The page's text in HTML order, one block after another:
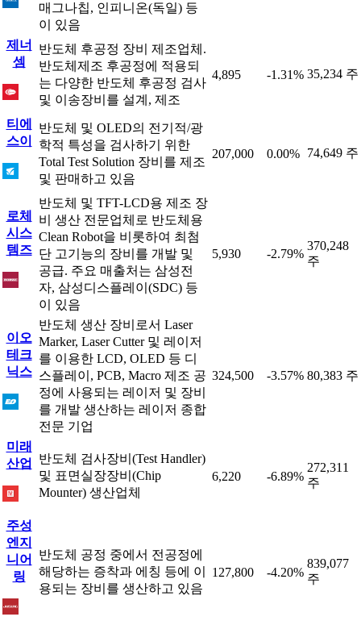
매그나칩, 인피니온(독일) 등
이 있음
제너
셈
반도체 후공정 장비 제조업체.
반도체제조 후공정에 적용되
는 다양한 반도체 후공정 검사
및 이송장비를 설계, 제조
4,895 -1.31% 35,234 주
티에
스이
반도체 및 OLED의 전기적/광
학적 특성을 검사하기 위한
Total Test Solution 장비를 제조
및 판매하고 있음
207,000 0.00% 74,649 주
로체
시스
템즈
반도체 및 TFT-LCD용 제조 장
비 생산 전문업체로 반도체용
Clean Robot을 비롯하여 최첨
단 고기능의 장비를 개발 및
공급. 주요 매출처는 삼성전
자, 삼성디스플레이(SDC) 등
이 있음
5,930 -2.79%
370,248
주
이오
테크
닉스
반도체 생산 장비로서 Laser
Marker, Laser Cutter 및 레이저
를 이용한 LCD, OLED 등 디
스플레이, PCB, Macro 제조 공
정에 사용되는 레이저 및 장비
를 개발 생산하는 레이저 종합
전문 기업
324,500 -3.57% 80,383 주
미래
산업
반도체 검사장비(Test Handler)
및 표면실장장비(Chip
Mounter) 생산업체
6,220 -6.89%
272,311
주
주성
엔지
니어
링
반도체 공정 중에서 전공정에
해당하는 증착과 에칭 등에 이
용되는 장비를 생산하고 있음
127,800 -4.20%
839,077
주